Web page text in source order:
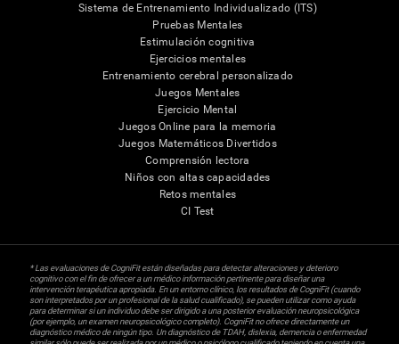
Sistema de Entrenamiento Individualizado (ITS)
Pruebas Mentales
Estimulación cognitiva
Ejercicios mentales
Entrenamiento cerebral personalizado
Juegos Mentales
Ejercicio Mental
Juegos Online para la memoria
Juegos Matemáticos Divertidos
Comprensión lectora
Niños con altas capacidades
Retos mentales
CI Test
* Las evaluaciones de CogniFit están diseñadas para detectar alteraciones y deterioro
cognitivo con el fin de ofrecer a un médico información pertinente para diseñar una
intervención terapéutica apropiada. En un entorno clínico, los resultados de CogniFit (cuando
son interpretados por un profesional de la salud cualificado), se pueden utilizar como ayuda
para determinar si un individuo debe ser dirigido a una posterior evaluación neuropsicológica
(por ejemplo, un examen neuropsicológico completo). CogniFit no ofrece directamente un
diagnóstico médico de ningún tipo. Un diagnóstico de TDAH, dislexia, demencia o enfermedad